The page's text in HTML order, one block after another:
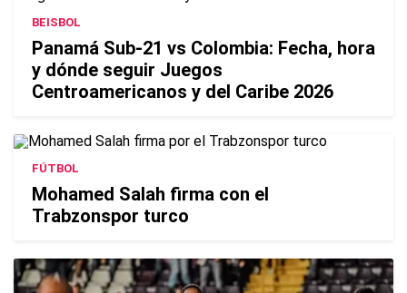
BEISBOL
Panamá Sub-21 vs Colombia: Fecha, hora
y dónde seguir Juegos
Centroamericanos y del Caribe 2026
FÚTBOL
Mohamed Salah firma con el
Trabzonspor turco